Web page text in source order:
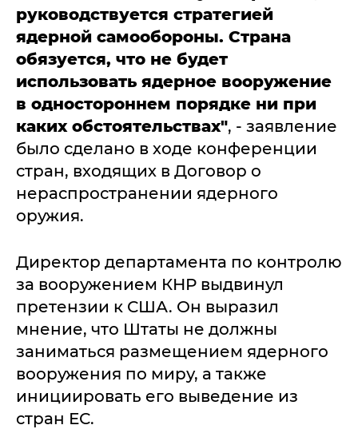
руководствуется стратегией
ядерной самообороны. Страна
обязуется, что не будет
использовать ядерное вооружение
в одностороннем порядке ни при
каких обстоятельствах", - заявление
было сделано в ходе конференции
стран, входящих в Договор о
нераспространении ядерного
оружия.
Директор департамента по контролю
за вооружением КНР выдвинул
претензии к США. Он выразил
мнение, что Штаты не должны
заниматься размещением ядерного
вооружения по миру, а также
инициировать его выведение из
стран ЕС.